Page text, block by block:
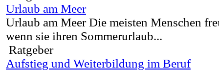
Urlaub am Meer
Urlaub am Meer Die meisten Menschen
wenn sie ihren Sommerurlaub...
Ratgeber
Aufstieg und Weiterbildung im Beruf